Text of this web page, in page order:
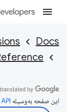
Docs
این صفحه به‌وسیله